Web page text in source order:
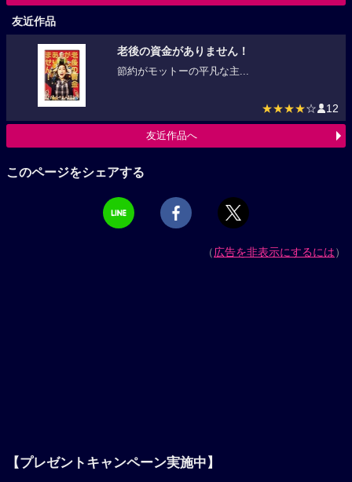
友近作品
老後の資金がありません！
節約がモットーの平凡な主...
★★★★☆ 12
友近作品へ
このページをシェアする
（広告を非表示にするには）
【プレゼントキャンペーン実施中】